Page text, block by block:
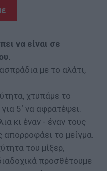
να είναι σε
με το αλάτι,
χτυπάμε το
5΄ να αφρατέψει.
κι έναν - έναν τους
το μείγμα.
του μίξερ,
προσθέτουμε